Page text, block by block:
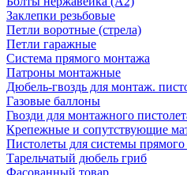
Заклепки резьбовые
Петли воротные (стрела)
Петли гаражные
Система прямого монтажа
Патроны монтажные
Дюбель-гвоздь для монтаж.
Газовые баллоны
Гвозди для монтажного
Крепежные и сопутствующие
Пистолеты для системы
Тарельчатый дюбель гриб
Фасованный товар